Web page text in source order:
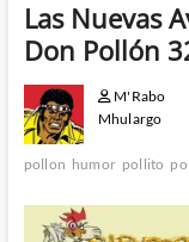
Las Nuevas
Don Pollón
M'Rabo
Mhulargo
pollon humor pollito